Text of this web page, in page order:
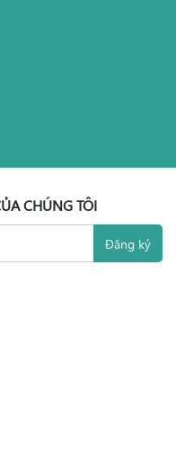
CHÚNG TÔI